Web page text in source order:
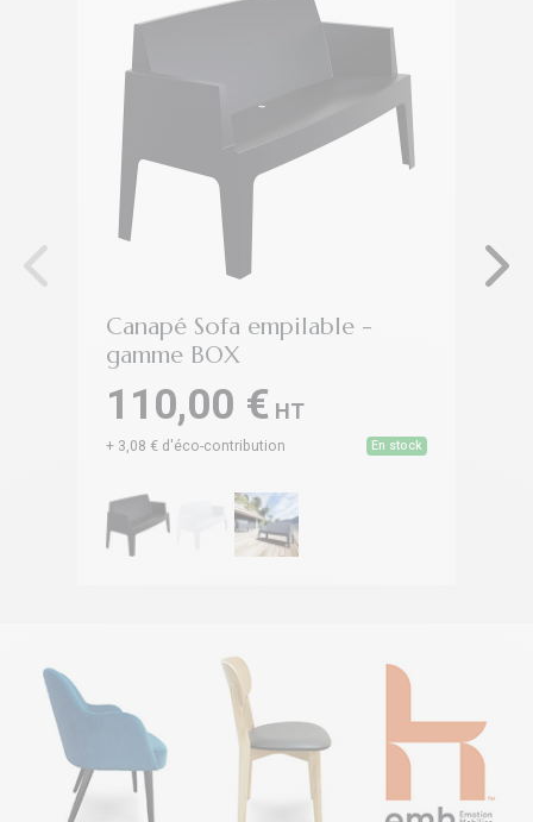
Canapé Sofa empilable -
gamme BOX
110,00 € HT
+ 3,08 € d'éco-contribution En stock